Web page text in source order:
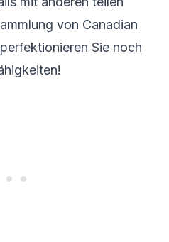
von Canadian
Sie noch